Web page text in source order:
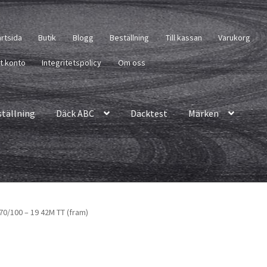
Butik Blogg Beställning Till kassan Varukorg
konto Integritetspolicy Om oss
Däck ABC Däcktest Märken
100 – 19 42M TT (fram)